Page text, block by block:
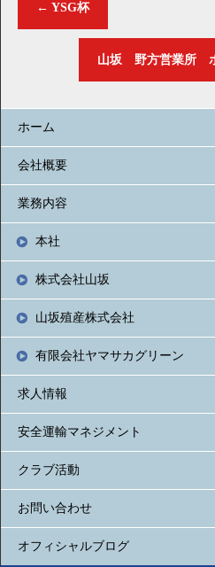
← YSG杯
山坂 野方営業所
ホーム
会社概要
業務内容
本社
株式会社山坂
山坂殖産株式会社
有限会社ヤマサカグリーン
求人情報
安全運輸マネジメント
クラブ活動
お問い合わせ
オフィシャルブログ